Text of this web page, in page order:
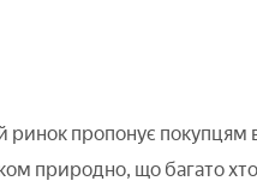
ринок пропонує покупцям
природно, що багато